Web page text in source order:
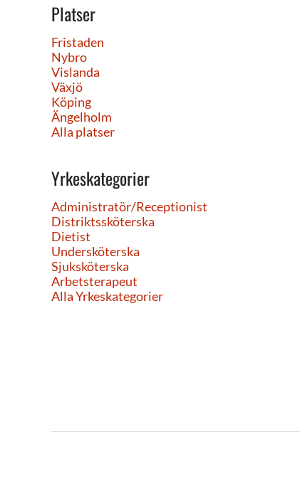
Platser
Fristaden
Nybro
Vislanda
Växjö
Köping
Ängelholm
Alla platser
Yrkeskategorier
Administratör/Receptionist
Distriktssköterska
Dietist
Undersköterska
Sjuksköterska
Arbetsterapeut
Alla Yrkeskategorier